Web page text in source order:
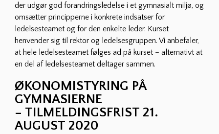
der udgør god forandringsledelse i et gymnasialt miljø, og
omsætter principperne i konkrete indsatser for
ledelsesteamet og for den enkelte leder. Kurset
henvender sig til rektor og ledelsesgruppen. Vi anbefaler,
at hele ledelsesteamet følges ad på kurset – alternativt at
en del af ledelsesteamet deltager sammen.
ØKONOMISTYRING PÅ
GYMNASIERNE
– TILMELDINGSFRIST 21.
AUGUST 2020